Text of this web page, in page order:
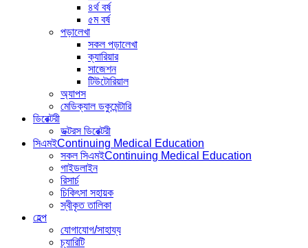
৪র্থ বর্ষ
৫ম বর্ষ
পড়ালেখা
সকল পড়ালেখা
ক্যারিয়ার
সাজেশন
টিউটোরিয়াল
অ্যাপস
মেডিক্যাল ডকুমেন্টারি
ডিরেক্টরী
ডক্টরস ডিরেক্টরী
সিএমইContinuing Medical Education
সকল সিএমইContinuing Medical Education
গাইডলাইন
রিসার্চ
চিকিৎসা সহায়ক
স্বীকৃত তালিকা
হেল্প
যোগাযোগ/সাহায্য
চ্যারিটি